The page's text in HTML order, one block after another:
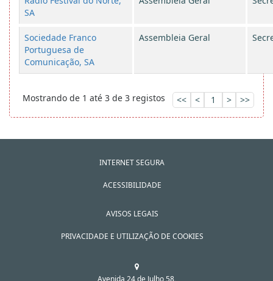
SA
Sociedade Franco
Portuguesa de
Comunicação, SA
Assembleia Geral
Mostrando de 1 até 3 de 3 registos << < 1 > >>
INTERNET SEGURA
ACESSIBILIDADE
AVISOS LEGAIS
PRIVACIDADE E UTILIZAÇÃO DE COOKIES
Avenida 24 de Julho 58,